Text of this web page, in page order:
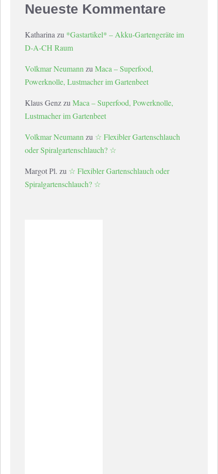
Neueste Kommentare
Katharina zu *Gastartikel* – Akku-Gartengeräte im
D-A-CH Raum
Volkmar Neumann zu Maca – Superfood,
Powerknolle, Lustmacher im Gartenbeet
Klaus Genz zu Maca – Superfood, Powerknolle,
Lustmacher im Gartenbeet
Volkmar Neumann zu ☆ Flexibler Gartenschlauch
oder Spiralgartenschlauch? ☆
Margot Pl. zu ☆ Flexibler Gartenschlauch oder
Spiralgartenschlauch? ☆